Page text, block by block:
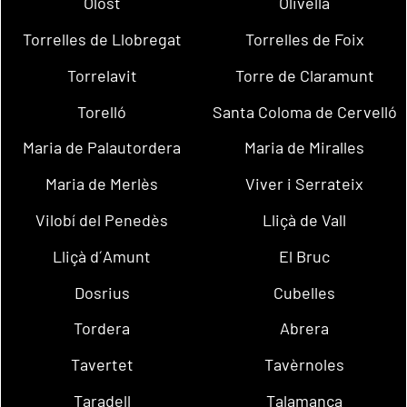
Torrelles de Llobregat
Torrelles de Foix
Torrelavit
Torre de Claramunt
Torelló
Santa Coloma de Cervelló
Maria de Palautordera
Maria de Miralles
Maria de Merlès
Viver i Serrateix
Vilobí del Penedès
Lliçà de Vall
Lliçà d´Amunt
El Bruc
Dosrius
Cubelles
Tordera
Abrera
Tavertet
Tavèrnoles
Taradell
Talamanca